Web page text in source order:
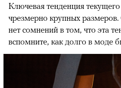
Ключевая тенденция
чрезмерно крупных
нет сомнений в том, что эта
вспомните, как долго в моде